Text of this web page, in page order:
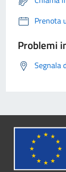
Prenota
Problemi
Segnala